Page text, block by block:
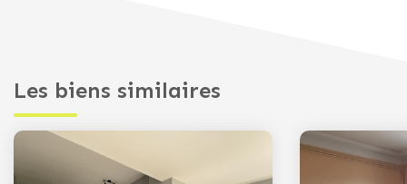
Les biens similaires